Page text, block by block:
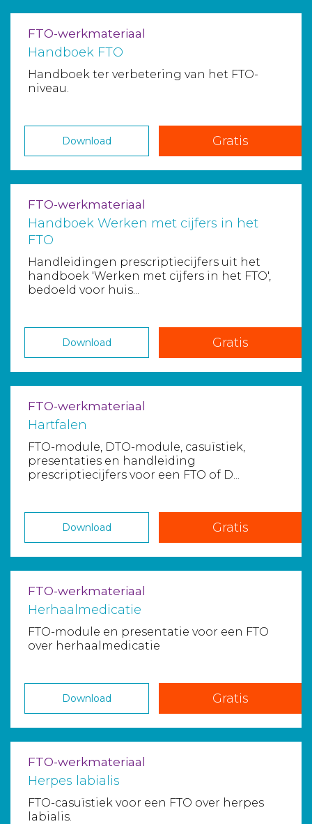
FTO-werkmateriaal
Handboek FTO
Handboek ter verbetering van het FTO-
niveau.
Download Gratis
FTO-werkmateriaal
Handboek Werken met cijfers in het
FTO
Handleidingen prescriptiecijfers uit het
handboek 'Werken met cijfers in het FTO',
bedoeld voor huis...
Download Gratis
FTO-werkmateriaal
Hartfalen
FTO-module, DTO-module, casuïstiek,
presentaties en handleiding
prescriptiecijfers voor een FTO of D...
Download Gratis
FTO-werkmateriaal
Herhaalmedicatie
FTO-module en presentatie voor een FTO
over herhaalmedicatie
Download Gratis
FTO-werkmateriaal
Herpes labialis
FTO-casuïstiek voor een FTO over herpes
labialis.